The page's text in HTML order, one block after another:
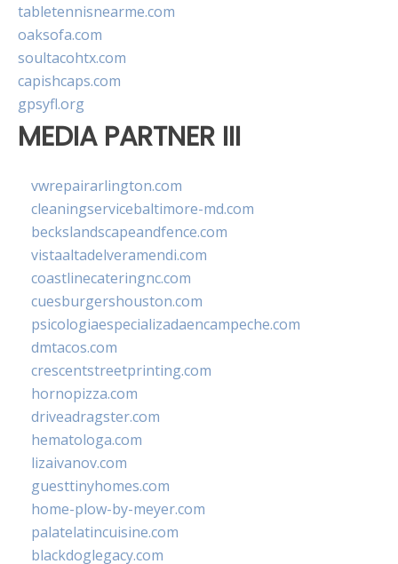
tabletennisnearme.com
oaksofa.com
soultacohtx.com
capishcaps.com
gpsyfl.org
MEDIA PARTNER III
vwrepairarlington.com
cleaningservicebaltimore-md.com
beckslandscapeandfence.com
vistaaltadelveramendi.com
coastlinecateringnc.com
cuesburgershouston.com
psicologiaespecializadaencampeche.com
dmtacos.com
crescentstreetprinting.com
hornopizza.com
driveadragster.com
hematologa.com
lizaivanov.com
guesttinyhomes.com
home-plow-by-meyer.com
palatelatincuisine.com
blackdoglegacy.com